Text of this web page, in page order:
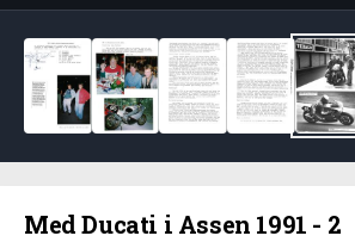
Med Ducati i Assen 1991 - 2